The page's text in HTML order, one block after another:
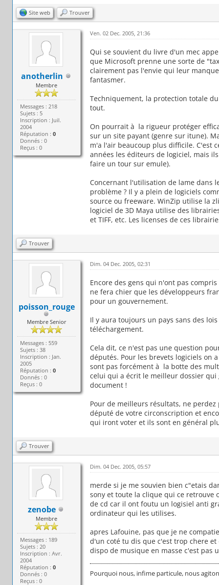
Site web Trouver
anotherlin
Membre
Messages : 218
Sujets : 5
Inscription : Juil.
2004
Réputation :0
Donnés : 0
Reçus : 0
Ven. 02 Dec. 2005, 21:36
Qui se souvient du livre d'un mec
que Microsoft prenne une sorte de
clairement pas l'envie qui leur
fantasmer.
Techniquement, la protection totale
tout.
On pourrait à la rigueur protéger
sur un site payant (genre sur itune).
m'a l'air beaucoup plus difficile. C'est
années les éditeurs de logiciel, mais
faire un tour sur emule).
Concernant l'utilisation de lame dans
problème ? Il y a plein de logiciels
source ou freeware. WinZip utilise la
logiciel de 3D Maya utilise des
et TIFF, etc. Les licenses de ces
Trouver
poisson_rouge
Membre Senior
Messages : 559
Sujets : 38
Inscription : Jan.
2005
Réputation :0
Donnés : 0
Reçus : 0
Dim. 04 Dec. 2005, 02:31
Encore des gens qui n'ont pas
ne fera chier que les développeurs
pour un gouvernement.
Il y aura toujours un pays sans des
téléchargement.
Cela dit, ce n'est pas une question
députés. Pour les brevets logiciels on
sont pas forcément à la botte des
celui qui a écrit le meilleur dossier
document !
Pour de meilleurs résultats, ne
député de votre circonscription et
qui iront voter et ils sont en général
Trouver
zenobe
Membre
Messages : 189
Sujets : 20
Inscription : Avr.
2004
Réputation :0
Donnés : 0
Reçus : 0
Dim. 04 Dec. 2005, 05:57
merde si je me souvien bien c"etais
sony et toute la clique qui ce
de cd car il ont foutu un logisiel anti
ordinateur qui les utilises.
apres Lafouine, pas que je ne
d'un coté tu dis que c'est trop chere
dispo de musique en masse c'est pas
Pourquoi nous, infime particule, nous agitons